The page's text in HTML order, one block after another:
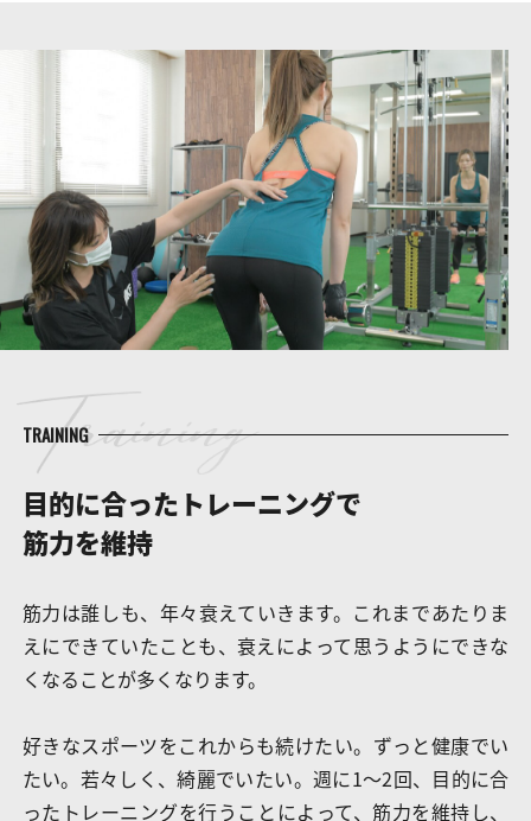
TRAINING
目的に合った トレーニングで
筋力を維持
筋力は誰しも、年々衰えていきます。これまであたりま
えにできていたことも、衰えによって思うようにできな
くなることが多くなります。
好きなスポーツをこれからも続けたい。ずっと健康でい
たい。若々しく、綺麗でいたい。週に1〜2回、目的に合
ったトレーニングを行うことによって、筋力を維持し、